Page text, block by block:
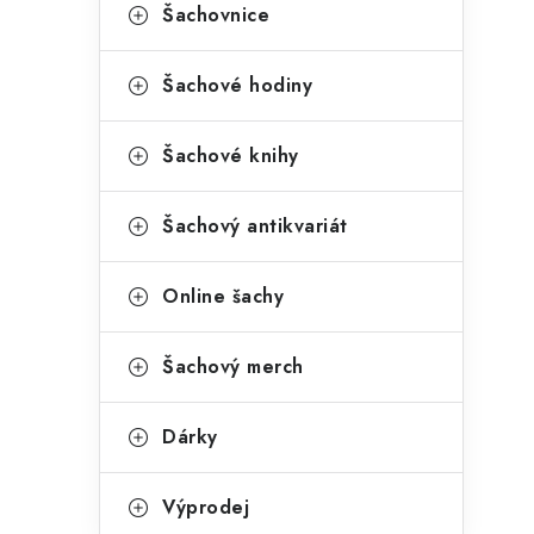
Šachovnice
Šachové hodiny
Šachové knihy
Šachový antikvariát
Online šachy
Šachový merch
Dárky
Výprodej